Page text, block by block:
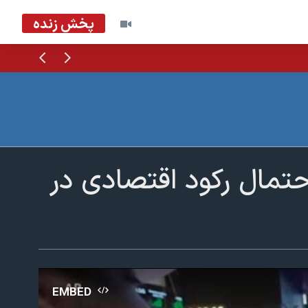
پخش زنده
قبلی
احتمال رکود اقتصادی در
EMBED